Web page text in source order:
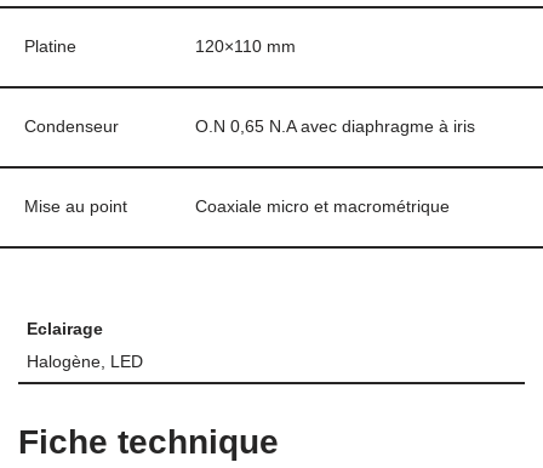
Platine 120×110 mm
Condenseur O.N 0,65 N.A avec diaphragme à iris
Mise au point Coaxiale micro et macrométrique
Eclairage
Halogène, LED
Fiche technique